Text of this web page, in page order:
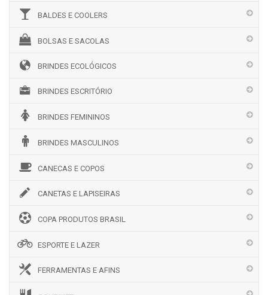
BALDES E COOLERS
BOLSAS E SACOLAS
BRINDES ECOLÓGICOS
BRINDES ESCRITÓRIO
BRINDES FEMININOS
BRINDES MASCULINOS
CANECAS E COPOS
CANETAS E LAPISEIRAS
COPA PRODUTOS BRASIL
ESPORTE E LAZER
FERRAMENTAS E AFINS